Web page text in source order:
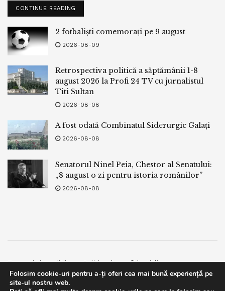
CONTINUE READING
2 fotbaliști comemorați pe 9 august
2026-08-09
Retrospectiva politică a săptămânii 1-8
august 2026 la Profi 24 TV cu jurnalistul
Titi Sultan
2026-08-08
A fost odată Combinatul Siderurgic Galați
2026-08-08
Senatorul Ninel Peia, Chestor al Senatului:
„8 august o zi pentru istoria românilor”
2026-08-08
Termeni si conditii
Politica de confidentialitate
Facebook
Contact
Folosim cookie-uri pentru a-ți oferi cea mai bună experiență pe
site-ul nostru web.